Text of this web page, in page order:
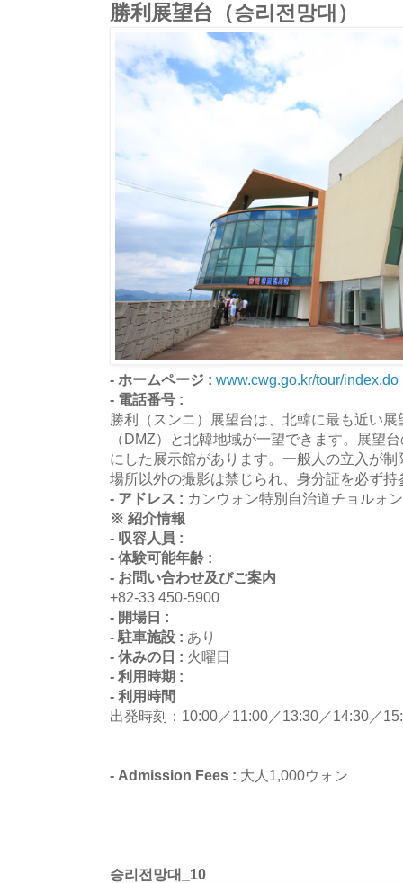
勝利展望台（승리전망대）
- ホームページ : www.cwg.go.kr/tour/index.do
- 電話番号 :
勝利（スンニ）展望台は、北韓に最も近い
（DMZ）と北韓地域が一望できます。展望
にした展示館があります。一般人の立入が
場所以外の撮影は禁じられ、身分証を必ず
- アドレス : カンウォン特別自治道チョルォ
※ 紹介情報
- 収容人員 :
- 体験可能年齢 :
- お問い合わせ及びご案内
+82-33 450-5900
- 開場日 :
- 駐車施設 : あり
- 休みの日 : 火曜日
- 利用時期 :
- 利用時間
出発時刻：10:00／11:00／13:30／14:30／
- Admission Fees : 大人1,000ウォン
승리전망대_10